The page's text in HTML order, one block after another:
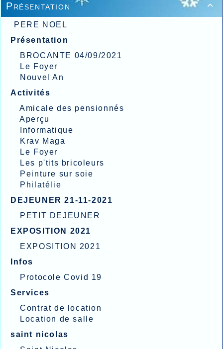

Présentation
PERE NOEL
Présentation
BROCANTE 04/09/2021
Le Foyer
Nouvel An
Activités
Amicale des pensionnés
Aperçu
Informatique
Krav Maga
Le Foyer
Les p'tits bricoleurs
Peinture sur soie
Philatélie
DEJEUNER 21-11-2021
PETIT DEJEUNER
EXPOSITION 2021
EXPOSITION 2021
Infos
Protocole Covid 19
Services
Contrat de location
Location de salle
saint nicolas